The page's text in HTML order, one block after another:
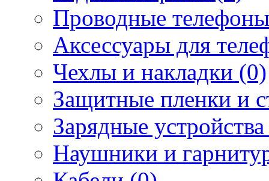
Проводные
Аксессуары для
Чехлы и накладки (0)
Защитные пленки и
Зарядные
Наушники и